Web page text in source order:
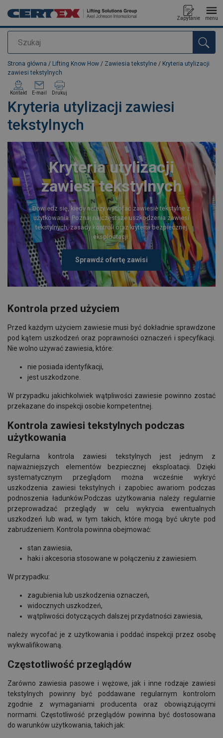
Szukaj
Zapytanie menu
Dodano do zapytania
Strona główna / Lifting Know How / Zawiesia tekstylne / Kryteria utylizacji
zawiesi tekstylnych
Kryteria utylizacji zawiesi
tekstylnych
Kontakt E-mail Drukuj
Kryteria utylizacji
zawiesi tekstylnych
Dowiedz się, kiedy należy wycofać zawiesie tekstylne z
użytkowania. Poznaj najczęstsze uszkodzenia zawiesi
tekstylnych, zasady kontroli oraz kryteria bezpiecznej
eksploatacji.
Sprawdź ofertę zawisi
Kontrola przed użyciem
Przed każdym użyciem zawiesie musi być dokładnie sprawdzone
pod kątem uszkodzeń oraz poprawności oznaczeń i specyfikacji.
Nie wolno używać zawiesia, które:
nie posiada identyfikacji,
jest uszkodzone.
W przypadku jakichkolwiek wątpliwości zawiesie powinno zostać
przekazane do inspekcji osobie kompetentnej.
Kontrola zawiesi tekstylnych podczas
użytkowania
Regularna kontrola zawiesi tekstylnych jest jednym z
najważniejszych elementów bezpiecznej eksploatacji. Dzięki
systematycznym przeglądom można wcześnie wykryć
uszkodzenia zawiesi tekstylnych i zapobiec awariom podczas
podnoszenia ładunków. Podczas użytkowania należy regularnie
przeprowadzać przeglądy w celu wykrycia ewentualnych
uszkodzeń lub wad, w tym takich, które mogą być ukryte pod
zabrudzeniem. Kontrola powinna obejmować:
stan zawiesia,
haki i akcesoria stosowane w połączeniu z zawiesiem.
W przypadku:
zagubienia lub uszkodzenia oznaczeń,
widocznych uszkodzeń,
wątpliwości dotyczących dalszej przydatności zawiesia,
należy wycofać je z użytkowania i poddać inspekcji przez osobę
wykwalifikowaną.
Częstotliwość przeglądów
Zarówno zawiesia pasowe i wężowe, jak i inne rodzaje zawiesi
tekstylnych powinny być poddawane regularnym kontrolom
zgodnie z wymaganiami producenta oraz obowiązującymi
normami. Częstotliwość przeglądów powinna być dostosowana
do warunków użytkowania, takich jak: